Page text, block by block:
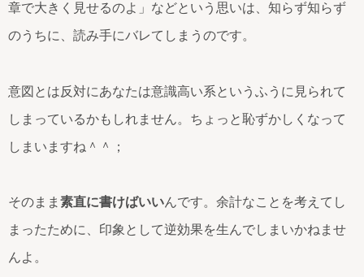
章で大きく見せるのよ」などという思いは、知らず知らず
のうちに、読み手にバレてしまうのです。
意図とは反対にあなたは意識高い系というふうに見られて
しまっているかもしれません。ちょっと恥ずかしくなって
しまいますね＾＾；
そのまま 素直に書けばいいんです。余計なことを考えてし
まったために、印象として逆効果を生んでしまいかねませ
んよ。